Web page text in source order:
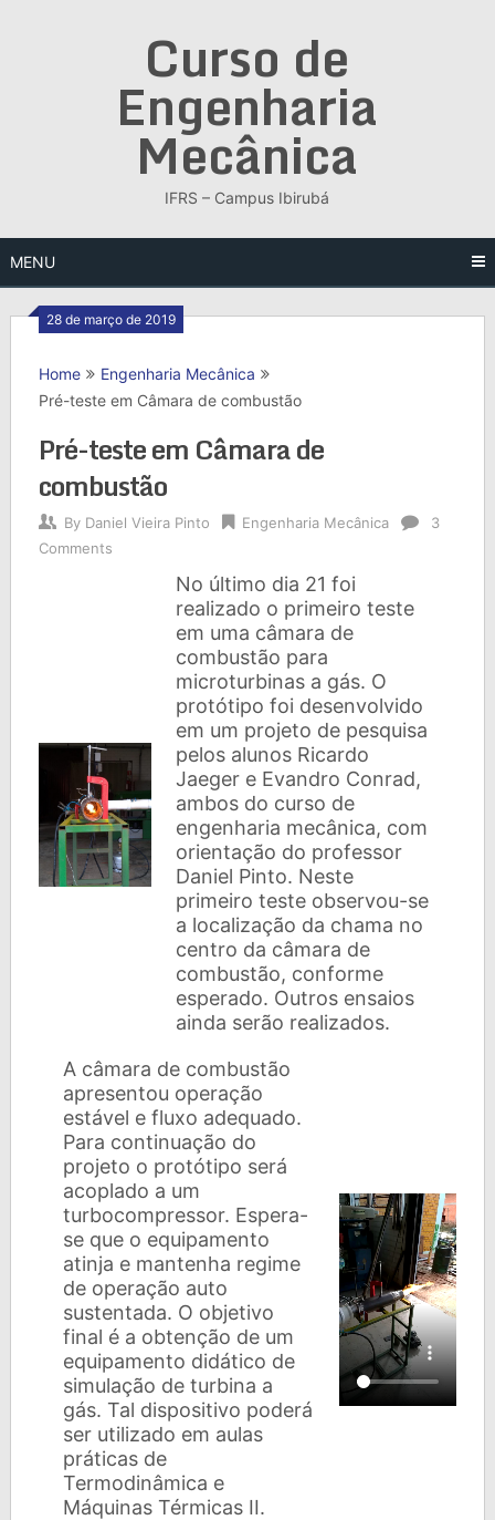
Curso de
Engenharia
Mecânica
IFRS – Campus Ibirubá
MENU
28 de março de 2019
Home
Engenharia Mecânica
Pré-teste em Câmara de combustão
Pré-teste em Câmara de
combustão
By Daniel Vieira Pinto Engenharia Mecânica
3
Comments
No último dia 21 foi
realizado o primeiro teste
em uma câmara de
combustão para
microturbinas a gás. O
protótipo foi desenvolvido
em um projeto de pesquisa
pelos alunos Ricardo
Jaeger e Evandro Conrad,
ambos do curso de
engenharia mecânica, com
orientação do professor
Daniel Pinto. Neste
primeiro teste observou-se
a localização da chama no
centro da câmara de
combustão, conforme
esperado. Outros ensaios
ainda serão realizados.
A câmara de combustão
apresentou operação
estável e fluxo adequado.
Para continuação do
projeto o protótipo será
acoplado a um
turbocompressor. Espera-
se que o equipamento
atinja e mantenha regime
de operação auto
sustentada. O objetivo
final é a obtenção de um
equipamento didático de
simulação de turbina a
gás. Tal dispositivo poderá
ser utilizado em aulas
práticas de
Termodinâmica e
Máquinas Térmicas II.